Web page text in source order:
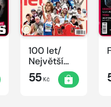
100 let/
Největší
okamžiky
českého
55Kč